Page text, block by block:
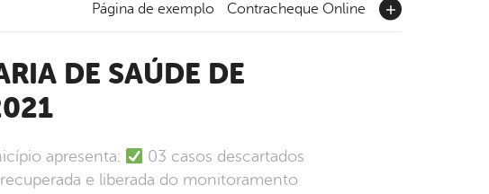
Página de exemplo Contracheque Online
apresenta:
03 casos descartados
e liberada do monitoramento